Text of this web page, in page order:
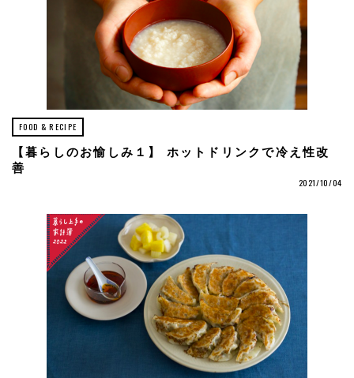
FOOD & RECIPE
【暮らしのお愉しみ１】 ホットドリンクで冷え性改
善
2021/10/04